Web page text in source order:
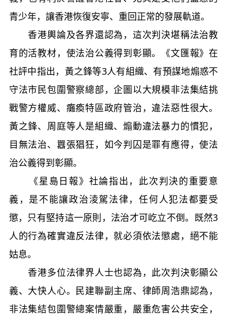
青少年，讓香港恢復安寧、重回正常的發展軌道。
香港輿論及各界還認為，這次判決堪稱法治教
育的活教材，使法治公義得到彰顯。《文匯報》在
社評中指出，黃之鋒等3人有組織、有預謀地煽惑不
守法市民包圍警察總部，企圖以大規模非法集結挑
戰警方權威、癱瘓特區政府管治，違法惡性很大。
黃之鋒、周庭等人是組織、煽動違法暴力的慣犯，
目無法治、囂張猖狂，如今判囚是罪有應得，使法
治公義得到彰顯。
《星島日報》社論指出，此次判決的重要意
義，是不能讓政治淩駕法律，任何人犯法都要受
懲，只有堅持這一原則，法治才可屹立不倒。既然3
人的行為確實違反法律，就必須依法懲處，絕不能
姑息。
香港多位法律界人士也認為，此次判決彰顯公
義、大快人心。民建聯副主席、律師周浩鼎認為，
非法集結包圍警總案情嚴重，嚴重危害公共安全，